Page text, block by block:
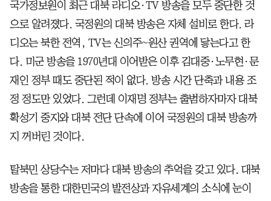
국가정보원이 최근 대북 라디오·TV 방송을 모두 중단한 것
으로 알려졌다. 국정원의 대북 방송은 자체 설비로 한다. 라
디오는 북한 전역, TV는 신의주~원산 권역에 닿는다고 한
다. 미군 방송을 1970년대 이어받은 이후 김대중·노무현·문
재인 정부 때도 중단된 적이 없다. 방송 시간 단축과 내용 조
정 정도만 있었다. 그런데 이재명 정부는 출범하자마자 대북
확성기 중지와 대북 전단 단속에 이어 국정원의 대북 방송까
지 꺼버린 것이다.
탈북민 상당수는 저마다 대북 방송의 추억을 갖고 있다. 대북
방송을 통한 대한민국의 발전상과 자유세계의 소식에 눈이